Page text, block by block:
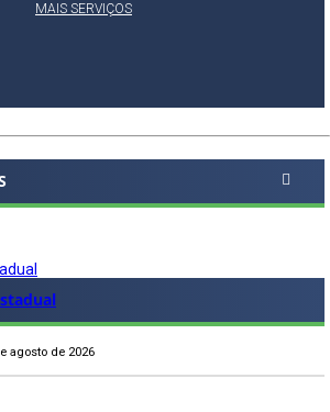
MAIS SERVIÇOS
agosto de 2026